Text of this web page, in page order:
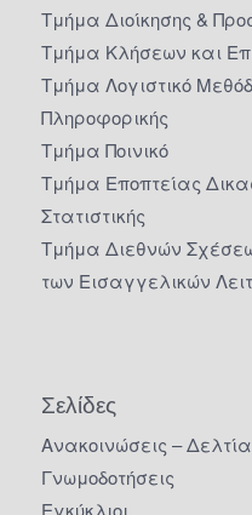
Τμήμα Διοίκησης &
Τμήμα Κλήσεων και
Τμήμα Λογιστικό
Πληροφορικής
Τμήμα Ποινικό
Τμήμα Εποπτείας
Στατιστικής
Τμήμα Διεθνών
των Εισαγγελικών
Σελίδες
Ανακοινώσεις –
Γνωμοδοτήσεις
Εγκύκλιοι